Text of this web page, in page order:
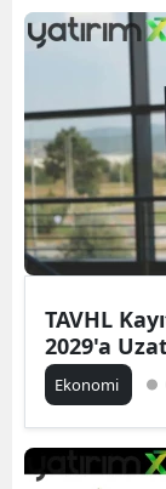
TAVHL
2029'a
Ekonomi